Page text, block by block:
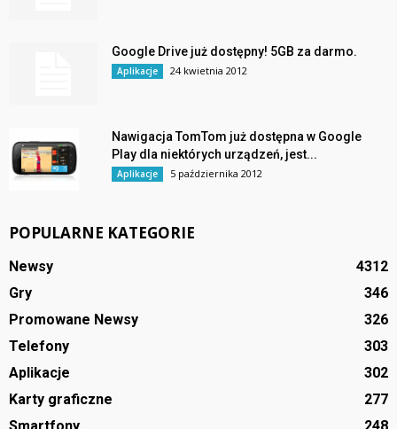
Google Drive już dostępny! 5GB za darmo.
Aplikacje 24 kwietnia 2012
Nawigacja TomTom już dostępna w Google
Play dla niektórych urządzeń, jest...
Aplikacje 5 października 2012
POPULARNE KATEGORIE
Newsy
4312
Gry
346
Promowane Newsy
326
Telefony
303
Aplikacje
302
Karty graficzne
277